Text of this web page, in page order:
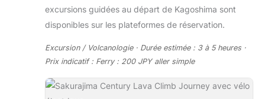
excursions guidées au départ de Kagoshima sont
disponibles sur les plateformes de réservation.
Excursion / Volcanologie · Durée estimée : 3 à 5 heures ·
Prix indicatif : Ferry : 200 JPY aller simple